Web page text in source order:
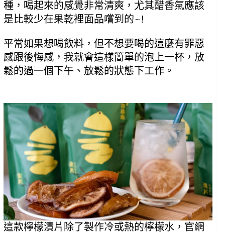
種，喝起來的感覺非常清爽，尤其醋香氣應該
是比較少在果乾裡面品嚐到的~!
平常如果想喝飲料，但不想要喝的這麼有罪惡
感跟後悔感，我就會這樣簡單的泡上一杯，放
鬆的過一個下午、放鬆的狀態下工作。
這款檸檬漬片除了製作冷或熱的檸檬水，官網